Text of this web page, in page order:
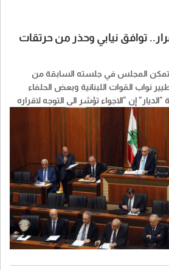
توافق نيابي وحذر من حرتقات
يتمكن المجلس في جلسته السابقة من
نواب القوات اللبنانية وبعض الحلفاء
إن "الاجواء تؤشر الى التوجه لاقراره
مؤخرا".